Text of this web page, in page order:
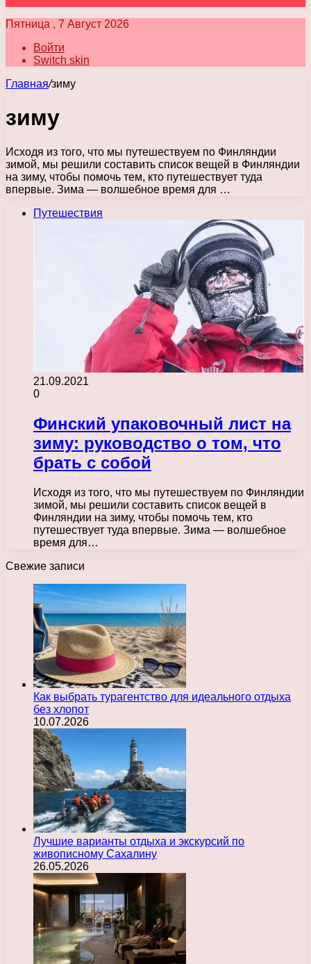
Пятница , 7 Август 2026
Войти
Switch skin
Главная/зиму
зиму
Исходя из того, что мы путешествуем по Финляндии
зимой, мы решили составить список вещей в Финляндии
на зиму, чтобы помочь тем, кто путешествует туда
впервые. Зима — волшебное время для …
Путешествия
21.09.2021
0
Финский упаковочный лист на
зиму: руководство о том, что
брать с собой
Исходя из того, что мы путешествуем по Финляндии
зимой, мы решили составить список вещей в
Финляндии на зиму, чтобы помочь тем, кто
путешествует туда впервые. Зима — волшебное
время для…
Свежие записи
Как выбрать турагентство для идеального отдыха
без хлопот
10.07.2026
Лучшие варианты отдыха и экскурсий по
живописному Сахалину
26.05.2026